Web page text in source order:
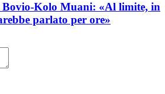
Kolo Muani: «Al limite, in
parlato per ore»